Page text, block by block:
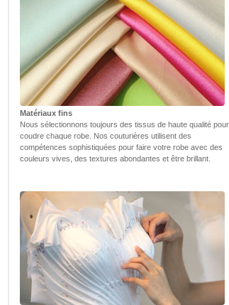
Matériaux fins
Nous sélectionnons toujours des tissus de haute qualité pour
coudre chaque robe. Nos couturières utilisent des
compétences sophistiquées pour faire votre robe avec des
couleurs vives, des textures abondantes et être brillant.